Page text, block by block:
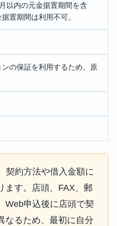
以内の元金据置期間を含
置期間は利用不可。
の保証を利用するため、原
契約方法や借入金額に
ます。店頭、FAX、郵
Web申込後に店頭で契
なるため、最初に自分